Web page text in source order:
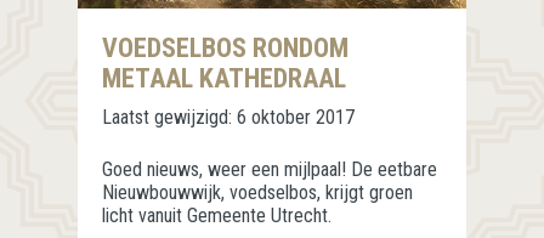
VOEDSELBOS RONDOM
METAAL KATHEDRAAL
Laatst gewijzigd: 6 oktober 2017
Goed nieuws, weer een mijlpaal! De eetbare
Nieuwbouwwijk, voedselbos, krijgt groen
licht vanuit Gemeente Utrecht.